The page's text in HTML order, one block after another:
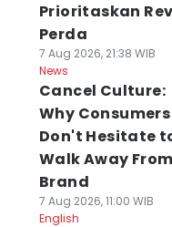
Prioritaskan
Perda
7 Aug 2026, 21:38 WIB
News
Cancel Culture:
Why Consumers
Don't Hesitate
Walk Away
Brand
7 Aug 2026, 11:00 WIB
English